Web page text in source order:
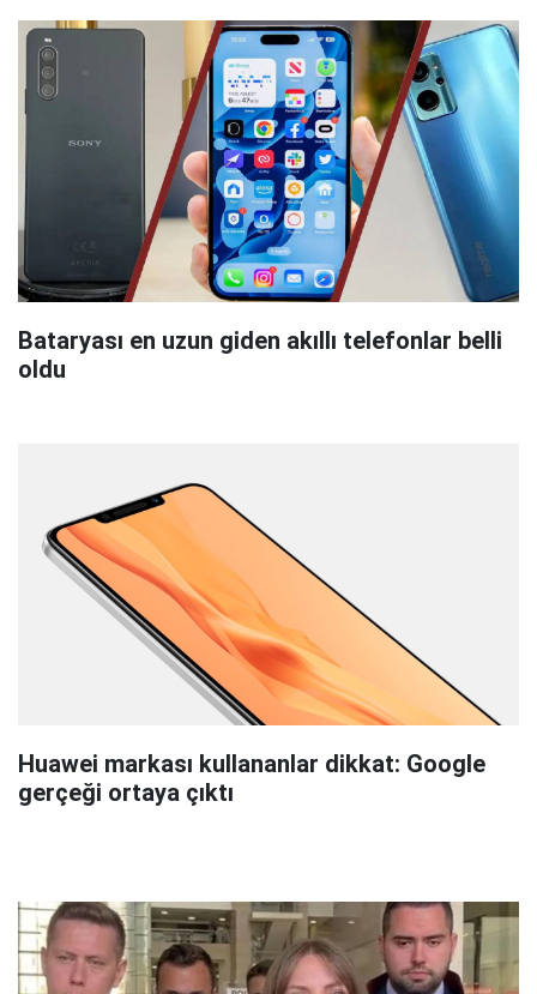
Bataryası en uzun giden akıllı telefonlar belli
oldu
Huawei markası kullananlar dikkat: Google
gerçeği ortaya çıktı